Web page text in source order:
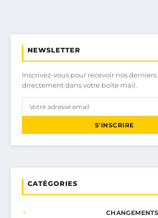
NEWSLETTER
Inscrivez-vous pour recevoir nos
directement dans votre boîte mail.
S'INSCRIRE
CATÉGORIES